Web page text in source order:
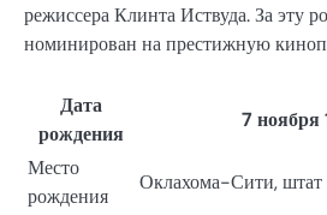
режиссера Клинта Иствуда. За эту
номинирован на престижную
Дата
рождения
7 ноября
Место
рождения
Оклахома-Сити,